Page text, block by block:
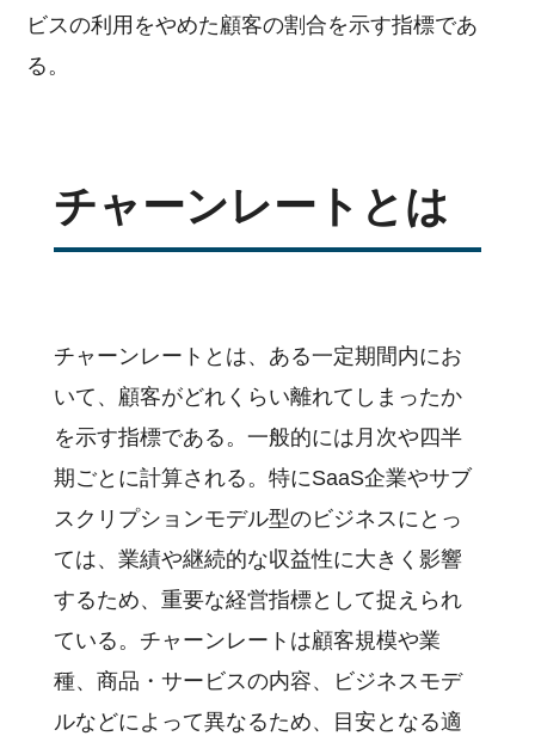
ビスの利用をやめた顧客の割合を示す指標であ
る。
チャーンレートとは
チャーンレートとは、ある一定期間内にお
いて、顧客がどれくらい離れてしまったか
を示す指標である。一般的には月次や四半
期ごとに計算される。特にSaaS企業やサブ
スクリプションモデル型のビジネスにとっ
ては、業績や継続的な収益性に大きく影響
するため、重要な経営指標として捉えられ
ている。チャーンレートは顧客規模や業
種、商品・サービスの内容、ビジネスモデ
ルなどによって異なるため、目安となる適